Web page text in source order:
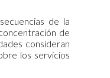
de la
de
consideran
los servicios